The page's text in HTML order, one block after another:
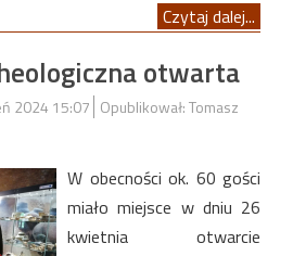
Czytaj dalej...
otwarta
2024 15:07 Opublikował: Tomasz
W obecności ok. 60 gości
miało miejsce w dniu 26
kwietnia otwarcie